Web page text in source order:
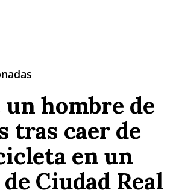
un hombre de
tras caer de
en un
Ciudad Real